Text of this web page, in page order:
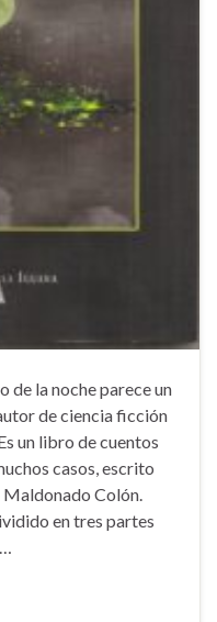
de la noche parece un
de ciencia ficción
un libro de cuentos
casos, escrito
Colón.
en tres partes